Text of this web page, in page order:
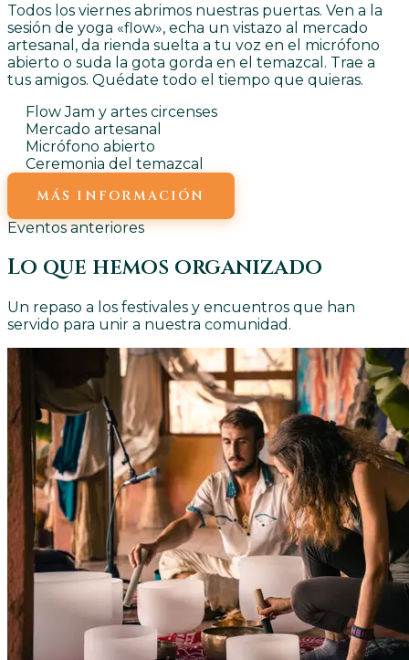
Todos los viernes abrimos nuestras puertas. Ven a la
sesión de yoga «flow», echa un vistazo al mercado
artesanal, da rienda suelta a tu voz en el micrófono
abierto o suda la gota gorda en el temazcal. Trae a
tus amigos. Quédate todo el tiempo que quieras.
Flow Jam y artes circenses
Mercado artesanal
Micrófono abierto
Ceremonia del temazcal
MÁS INFORMACIÓN
Eventos anteriores
Lo que hemos organizado
Un repaso a los festivales y encuentros que han
servido para unir a nuestra comunidad.